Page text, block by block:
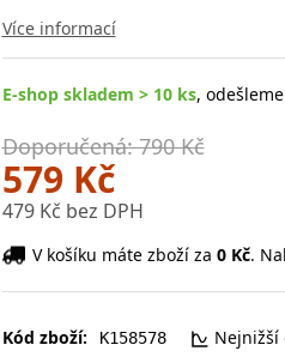
Více informací
E-shop skladem > 10 ks,
Doporučená: 790 Kč
579 Kč
479 Kč bez DPH
V košíku máte zboží za 0 Kč.
Kód zboží: K158578 Nejnižší